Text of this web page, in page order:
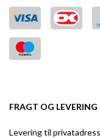
FRAGT OG LEVERING
Levering til